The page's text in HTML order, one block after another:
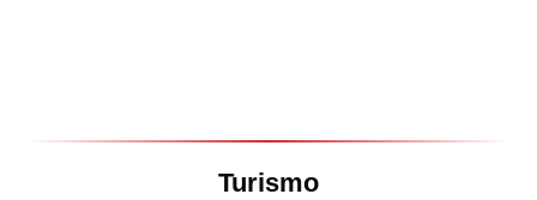
Turismo